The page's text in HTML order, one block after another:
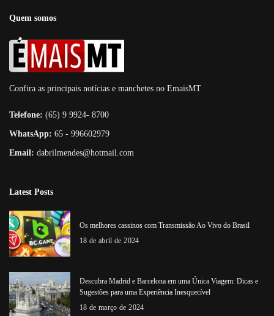
Quem somos
Confira as principais notícias e manchetes no EmaisMT
Telefone: (65) 9 9924- 8700
WhatsApp: 65 - 996602979
Email: dabrilmendes@hotmail.com
Latest Posts
Os melhores cassinos com Transmissão Ao Vivo do Brasil
18 de abril de 2024
Descubra Madrid e Barcelona em uma Única Viagem: Dicas e
Sugestões para uma Experiência Inesquecível
18 de março de 2024